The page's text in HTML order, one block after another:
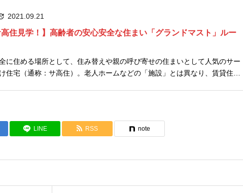
2021.09.21
高住見学！】高齢者の安心安全な住まい「グランドマスト」ルー
に住める場所として、住み替えや親の呼び寄せの住まいとして人気のサー
住宅（通称：サ高住）。老人ホームなどの「施設」とは異なり、賃貸住宅
LINE RSS note